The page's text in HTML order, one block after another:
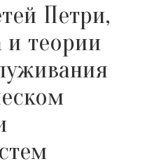
Петри,
теории